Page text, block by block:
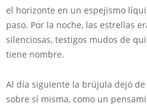
el horizonte en un espejismo
paso. Por la noche, las estrellas
silenciosas, testigos mudos de
tiene nombre.
Al día siguiente la brújula dejó
sobre sí misma, como un